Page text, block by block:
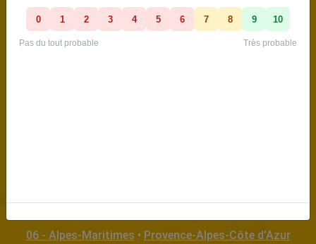
06 - Alpes-Maritimes • Provence-Alpes-Côte d’Azur